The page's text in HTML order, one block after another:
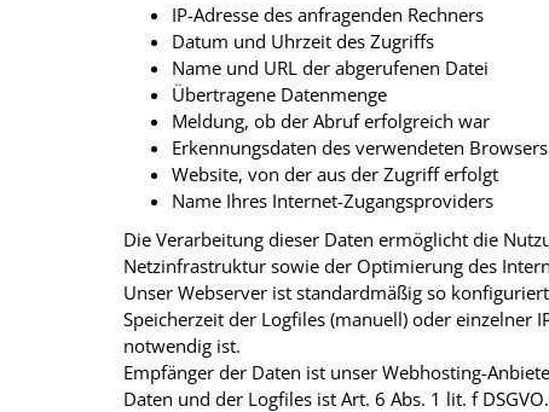
IP-Adresse des anfragenden Rechners
Datum und Uhrzeit des Zugriffs
Name und URL der abgerufenen Datei
Übertragene Datenmenge
Meldung, ob der Abruf erfolgreich war
Erkennungsdaten des verwendeten
Website, von der aus der Zugriff erfolgt
Name Ihres Internet-Zugangsproviders
Die Verarbeitung dieser Daten ermöglicht die
Netzinfrastruktur sowie der Optimierung des
Unser Webserver ist standardmäßig so
Speicherzeit der Logfiles (manuell) oder einzelner
notwendig ist.
Empfänger der Daten ist unser Webhosting-
Daten und der Logfiles ist Art. 6 Abs. 1 lit. f DSGVO.